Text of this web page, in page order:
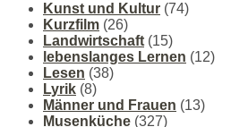
Kunst und Kultur (74)
Kurzfilm (26)
Landwirtschaft (15)
lebenslanges Lernen (12)
Lesen (38)
Lyrik (8)
Männer und Frauen (13)
Musenküche (327)